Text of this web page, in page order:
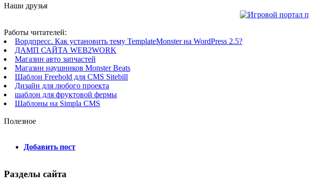
Наши друзья
Работы читателей:
Вордпресс. Как установить тему TemplateMonster на WordPress 2.5?
ДАМП САЙТА WEB2WORK
Магазин авто запчастей
Магазин наушников Monster Beats
Шаблон Freehold для CMS Sitebill
Дизайн для любого проекта
шаблон для фруктовой фермы
Шаблоны на Simpla CMS
Полезное
Добавить пост
Разделы сайта